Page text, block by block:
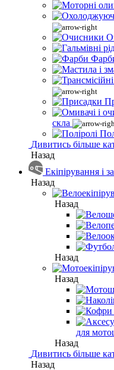
скла
Дивитись більше
Назад
Екіпірування і
Назад
Назад
Назад
Назад
для
Назад
Дивитись більше
Назад